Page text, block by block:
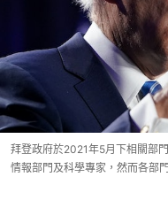
拜登政府於2021年5月下相關部
情報部門及科學專家，然而各部